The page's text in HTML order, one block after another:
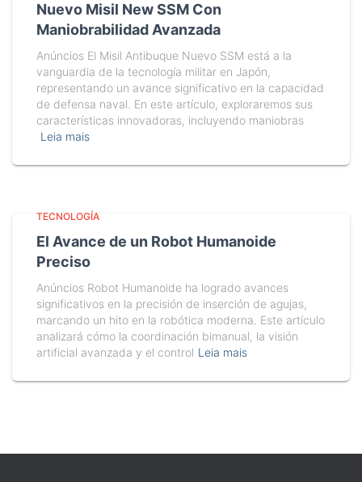
Nuevo Misil New SSM Con
Maniobrabilidad Avanzada
Anúncios El Misil Antibuque Nuevo SSM está a la
vanguardia de la tecnología militar en Japón,
representando un avance significativo en la capacidad
de defensa naval. En este artículo, exploraremos sus
características innovadoras, incluyendo maniobras
Leia mais
TECNOLOGÍA
El Avance de un Robot Humanoide
Preciso
Anúncios Robot Humanoide ha logrado avances
significativos en la precisión de inserción de agujas,
marcando un hito en la robótica moderna. Este artículo
analizará cómo la coordinación bimanual, la visión
artificial avanzada y el control Leia mais